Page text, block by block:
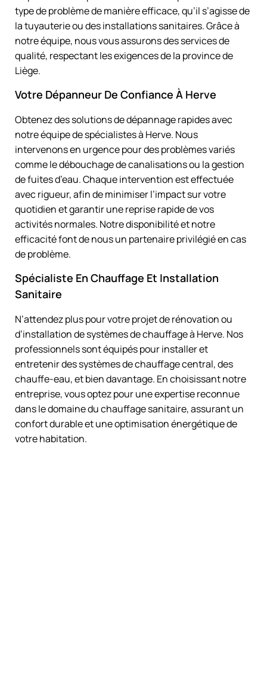
type de problème de manière efficace, qu’il s’agisse de
la tuyauterie ou des installations sanitaires. Grâce à
notre équipe, nous vous assurons des services de
qualité, respectant les exigences de la province de
Liège.
Votre Dépanneur De Confiance À Herve
Obtenez des solutions de dépannage rapides avec
notre équipe de spécialistes à Herve. Nous
intervenons en urgence pour des problèmes variés
comme le débouchage de canalisations ou la gestion
de fuites d’eau. Chaque intervention est effectuée
avec rigueur, afin de minimiser l’impact sur votre
quotidien et garantir une reprise rapide de vos
activités normales. Notre disponibilité et notre
efficacité font de nous un partenaire privilégié en cas
de problème.
Spécialiste En Chauffage Et Installation
Sanitaire
N’attendez plus pour votre projet de rénovation ou
d’installation de systèmes de chauffage à Herve. Nos
professionnels sont équipés pour installer et
entretenir des systèmes de chauffage central, des
chauffe-eau, et bien davantage. En choisissant notre
entreprise, vous optez pour une expertise reconnue
dans le domaine du chauffage sanitaire, assurant un
confort durable et une optimisation énergétique de
votre habitation.